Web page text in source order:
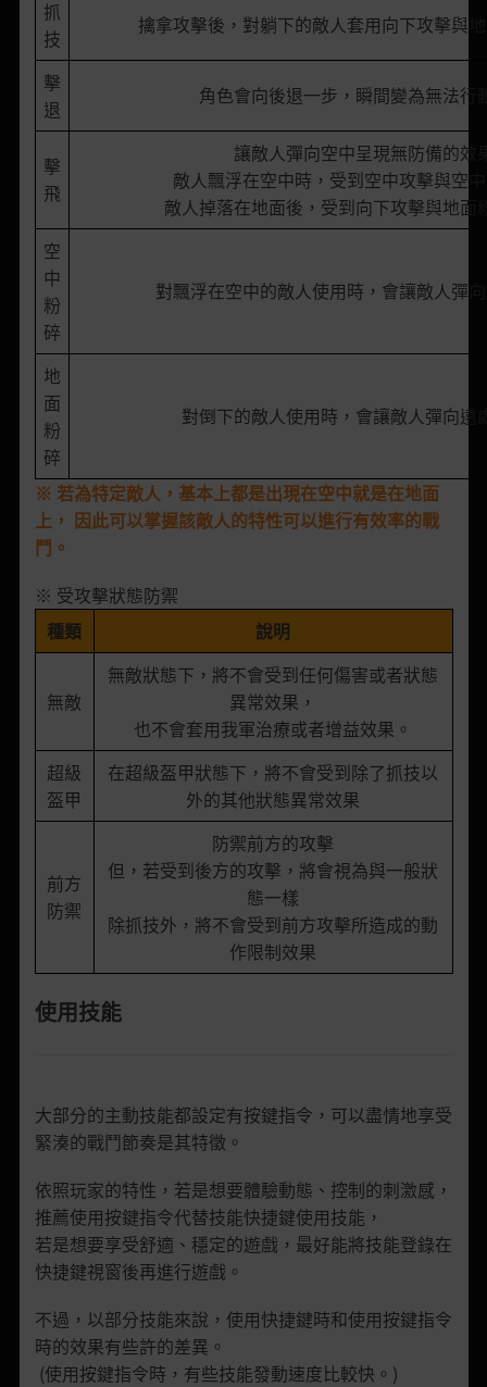
抓
技
擒拿攻擊後，對躺下的敵人套用向下攻擊與
擊
退
角色會向後退一步，瞬間變為無法行
擊
飛
讓敵人彈向空中呈現無防備的效
敵人飄浮在空中時，受到空中攻擊與空
敵人掉落在地面後，受到向下攻擊與地面
空
中
粉
碎
對飄浮在空中的敵人使用時，會讓敵人彈
地
面
粉
碎
對倒下的敵人使用時，會讓敵人彈向遠
※ 若為特定敵人，基本上都是出現在空中就是在地面
上， 因此可以掌握該敵人的特性可以進行有效率的戰
鬥。
※ 受攻擊狀態防禦
種類
說明
無敵
無敵狀態下，將不會受到任何傷害或者狀態
異常效果，
也不會套用我軍治療或者增益效果。
超級
盔甲
在超級盔甲狀態下，將不會受到除了抓技以
外的其他狀態異常效果
前方
防禦
防禦前方的攻擊
但，若受到後方的攻擊，將會視為與一般狀
態一樣
除抓技外，將不會受到前方攻擊所造成的動
作限制效果
使用技能
大部分的主動技能都設定有按鍵指令，可以盡情地享受
緊湊的戰鬥節奏是其特徵。
依照玩家的特性，若是想要體驗動態、控制的刺激感，
推薦使用按鍵指令代替技能快捷鍵使用技能，
若是想要享受舒適、穩定的遊戲，最好能將技能登錄在
快捷鍵視窗後再進行遊戲。
不過，以部分技能來說，使用快捷鍵時和使用按鍵指令
時的效果有些許的差異。
(使用按鍵指令時，有些技能發動速度比較快。)